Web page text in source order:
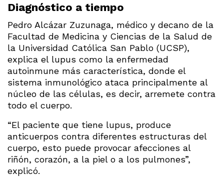
Diagnóstico a tiempo
Pedro Alcázar Zuzunaga, médico y decano de la
Facultad de Medicina y Ciencias de la Salud de
la Universidad Católica San Pablo (UCSP),
explica el lupus como la enfermedad
autoinmune más característica, donde el
sistema inmunológico ataca principalmente al
núcleo de las células, es decir, arremete contra
todo el cuerpo.
“El paciente que tiene lupus, produce
anticuerpos contra diferentes estructuras del
cuerpo, esto puede provocar afecciones al
riñón, corazón, a la piel o a los pulmones”,
explicó.